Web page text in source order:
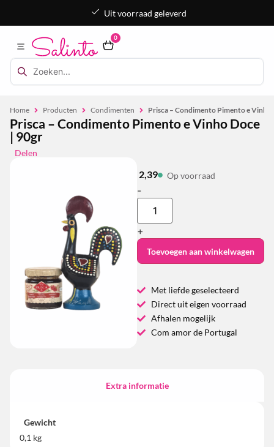
Uit voorraad geleverd
0
Home Producten Condimenten Prisca – Condimento Pimento e Vinho
Prisca – Condimento Pimento e Vinho Doce
| 90gr
Delen
2,39 Op voorraad
-
+
Toevoegen aan winkelwagen
Met liefde geselecteerd
Direct uit eigen voorraad
Afhalen mogelijk
Com amor de Portugal
Extra informatie
Gewicht
0,1 kg